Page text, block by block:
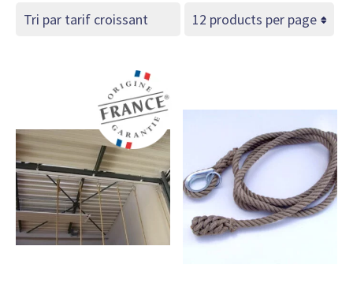
Rails à grimper - Cordes